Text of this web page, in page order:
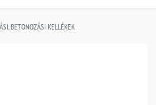
BETONOZÁSI KELLÉKEK